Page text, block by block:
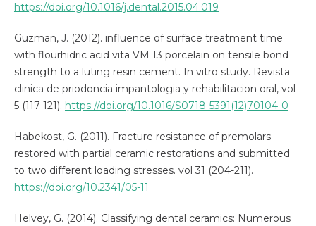
https://doi.org/10.1016/j.dental.2015.04.019
Guzman, J. (2012). influence of surface treatment time
with flourhidric acid vita VM 13 porcelain on tensile bond
strength to a luting resin cement. In vitro study. Revista
clinica de priodoncia impantologia y rehabilitacion oral, vol
5 (117-121). https://doi.org/10.1016/S0718-5391(12)70104-0
Habekost, G. (2011). Fracture resistance of premolars
restored with partial ceramic restorations and submitted
to two different loading stresses. vol 31 (204-211).
https://doi.org/10.2341/05-11
Helvey, G. (2014). Classifying dental ceramics: Numerous